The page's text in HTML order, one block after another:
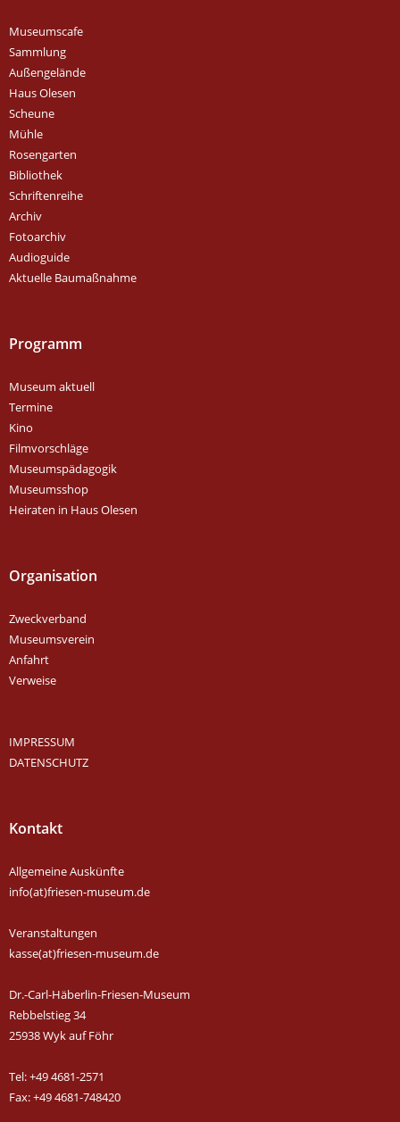
Museumscafe
Sammlung
Außengelände
Haus Olesen
Scheune
Mühle
Rosengarten
Bibliothek
Schriftenreihe
Archiv
Fotoarchiv
Audioguide
Aktuelle Baumaßnahme
Programm
Museum aktuell
Termine
Kino
Filmvorschläge
Museumspädagogik
Museumsshop
Heiraten in Haus Olesen
Organisation
Zweckverband
Museumsverein
Anfahrt
Verweise
IMPRESSUM
DATENSCHUTZ
Kontakt
Allgemeine Auskünfte
info(at)friesen-museum.de
Veranstaltungen
kasse(at)friesen-museum.de
Dr.-Carl-Häberlin-Friesen-Museum
Rebbelstieg 34
25938 Wyk auf Föhr
Tel: +49 4681-2571
Fax: +49 4681-748420